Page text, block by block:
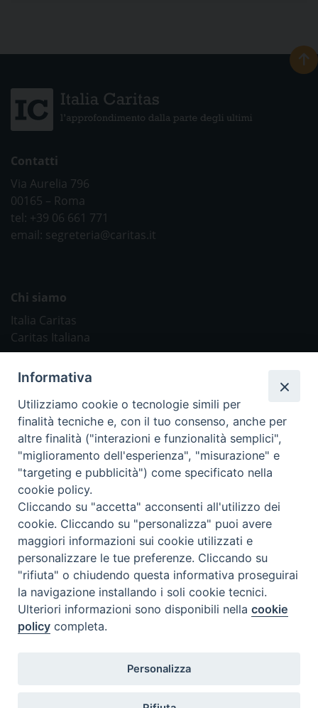
Contatti
Via Aurelia 796
00165 – Roma
tel: +39 06 661 771
email: segreteria@caritas.it
Chi siamo
Italia Caritas
Caritas Italiana
Caritas Internationalis
TV 2000
Inblu 2000
Avvenire
Sir
Scarp de’ Tenis
Newsletter
ISCRIVITI ALLA NEWSLETTER
Informativa
Utilizziamo cookie o tecnologie simili per
finalità tecniche e, con il tuo consenso, anche per
altre finalità ("interazioni e funzionalità semplici",
"miglioramento dell'esperienza", "misurazione" e
"targeting e pubblicità") come specificato nella
cookie policy.
Cliccando su "accetta" acconsenti all'utilizzo dei
cookie. Cliccando su "personalizza" puoi avere
maggiori informazioni sui cookie utilizzati e
personalizzare le tue preferenze. Cliccando su
"rifiuta" o chiudendo questa informativa proseguirai
la navigazione installando i soli cookie tecnici.
Ulteriori informazioni sono disponibili nellacookie
policy completa.
Personalizza